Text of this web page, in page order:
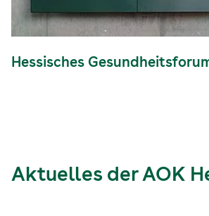
Hessisches
Aktuelles der AOK